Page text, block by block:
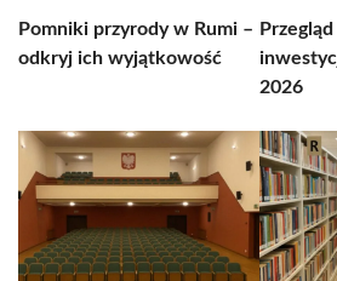
Pomniki przyrody w Rumi –
odkryj ich wyjątkowość
2026